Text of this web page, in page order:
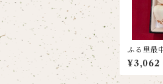
ふる里最
¥3,062